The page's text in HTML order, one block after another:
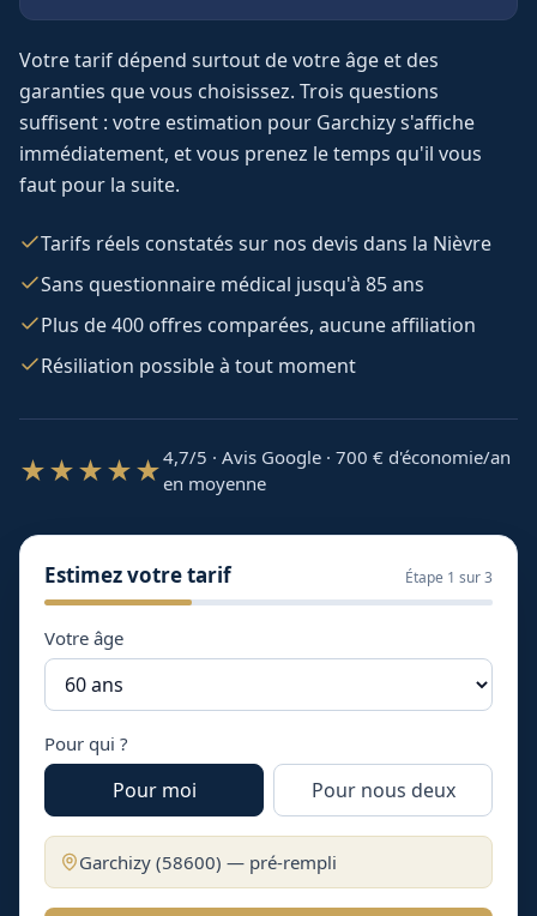
Votre tarif dépend surtout de votre âge et des
garanties que vous choisissez. Trois questions
suffisent : votre estimation pour Garchizys'affiche
immédiatement, et vous prenez le temps qu'il vous
faut pour la suite.
Tarifs réels constatés sur nos devis dans la Nièvre
Sans questionnaire médical jusqu'à 85 ans
Plus de 400 offres comparées, aucune affiliation
Résiliation possible à tout moment
★★★★★4,7/5 · Avis Google · 700 € d'économie/an
en moyenne
Estimez votre tarif Étape 1 sur 3
Votre âge
Pour qui ?
Pour moi Pour nous deux
Garchizy (58600) — pré-rempli